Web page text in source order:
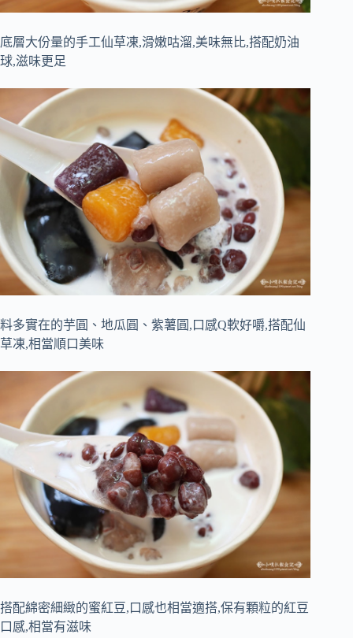
底層大份量的手工仙草凍,滑嫩咕溜,美味無比,搭配奶油
球,滋味更足
料多實在的芋圓、地瓜圓、紫薯圓,口感Q軟好嚼,搭配仙
草凍,相當順口美味
搭配綿密細緻的蜜紅豆,口感也相當適搭,保有顆粒的紅豆
口感,相當有滋味